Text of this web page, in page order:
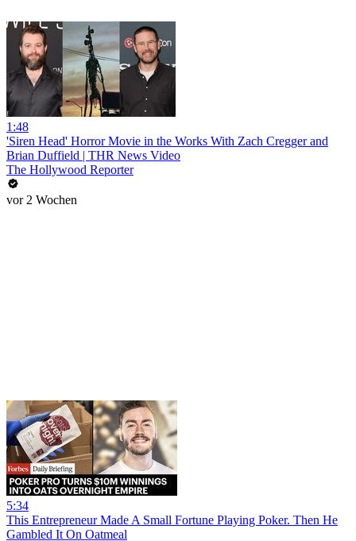
1:48
'Siren Head' Horror Movie in the Works With Zach Cregger and
Brian Duffield | THR News Video
The Hollywood Reporter
vor 2 Wochen
5:34
This Entrepreneur Made A Small Fortune Playing Poker. Then He
Gambled It On Oatmeal